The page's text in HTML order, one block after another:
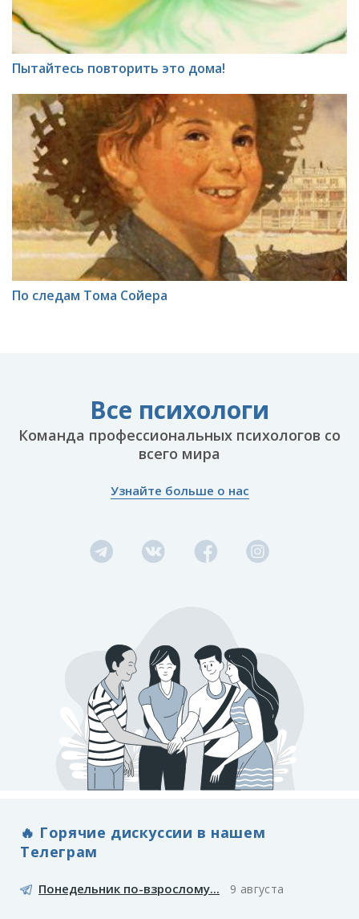
Пытайтесь повторить это дома!
По следам Тома Сойера
Все психологи
Команда профессиональных психологов со
всего мира
Узнайте больше о нас
🔥 Горячие дискуссии в нашем
Телеграм
Понедельник по-взрослому... 9 августа